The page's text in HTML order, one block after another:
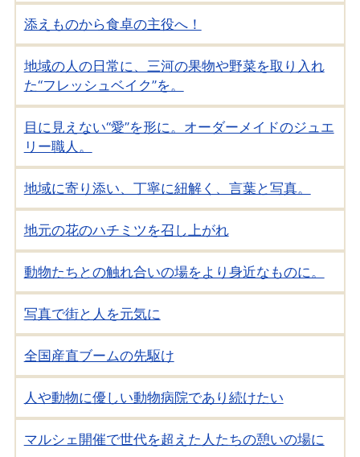
添えものから食卓の主役へ！
地域の人の日常に、三河の果物や野菜を取り入れ
た“フレッシュベイク”を。
目に見えない“愛”を形に。オーダーメイドのジュエ
リー職人。
地域に寄り添い、丁寧に紐解く、言葉と写真。
地元の花のハチミツを召し上がれ
動物たちとの触れ合いの場をより身近なものに。
写真で街と人を元気に
全国産直ブームの先駆け
人や動物に優しい動物病院であり続けたい
マルシェ開催で世代を超えた人たちの憩いの場に